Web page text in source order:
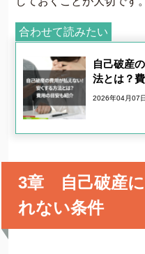
合わせて読みたい
自己破産
法とは？
2026年04月07
3章 自己破産に
れない条件